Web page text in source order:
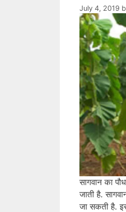
July 4, 2019
सागवान का
जाती है.
जा सकती है.